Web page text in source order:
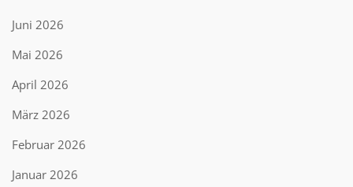
Juni 2026
Mai 2026
April 2026
März 2026
Februar 2026
Januar 2026